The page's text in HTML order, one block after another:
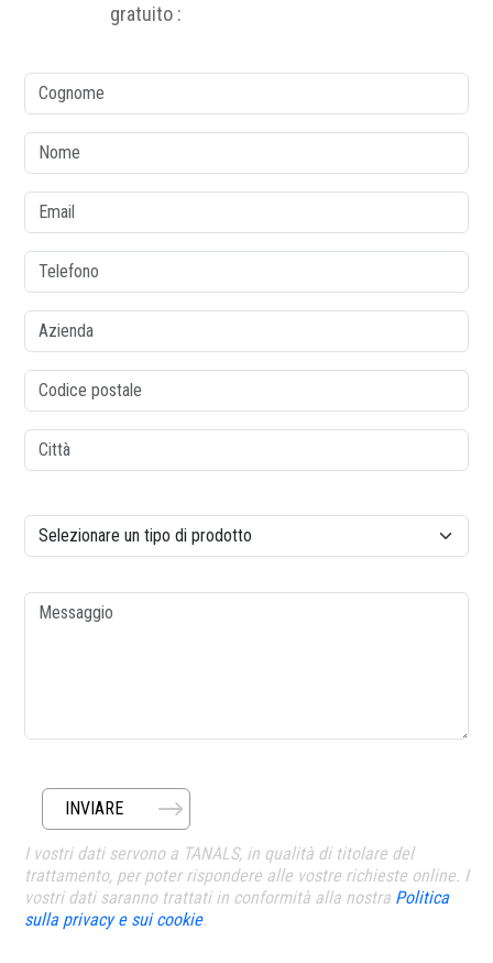
gratuito :
colonne1
Cognome
Nome
Email
Telefono
Azienda
Codice postale
Città
colonne2
Tipo di prodotto
Messaggio
INVIARE
I vostri dati servono a TANALS, in qualità di titolare del
trattamento, per poter rispondere alle vostre richieste online. I
vostri dati saranno trattati in conformità alla nostra Politica
sulla privacy e sui cookie.